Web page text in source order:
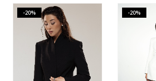
-20% -20%